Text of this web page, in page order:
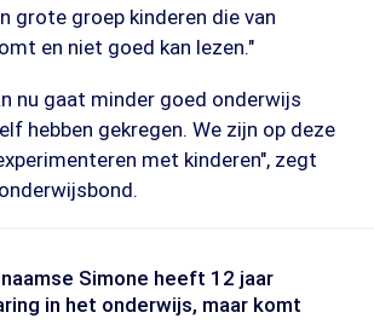
grote groep kinderen die van
en niet goed kan lezen."
nu gaat minder goed onderwijs
hebben gekregen. We zijn op deze
met kinderen", zegt
Simone heeft 12 jaar
in het onderwijs, maar komt